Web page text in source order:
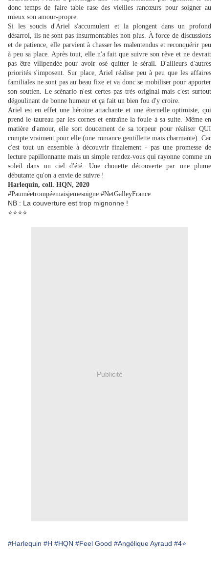
donc temps de faire table rase des vieilles rancœurs pour soigner au
mieux son amour-propre.
Si les soucis d'Ariel s'accumulent et la plongent dans un profond
désarroi, ils ne sont pas insurmontables non plus. À force de discussions
et de patience, elle parvient à chasser les malentendus et reconquérir peu
à peu sa place. Après tout, elle n'a fait que suivre son rêve et ne devrait
pas être vilipendée pour avoir osé quitter le sérail. D'ailleurs d'autres
priorités s'imposent. Sur place, Ariel réalise peu à peu que les affaires
familiales ne sont pas au beau fixe et va donc se mobiliser pour apporter
son soutien. Le scénario n'est certes pas très original mais c'est surtout
dégoulinant de bonne humeur et ça fait un bien fou d'y croire.
Ariel est en effet une héroïne attachante et une éternelle optimiste, qui
prend le taureau par les cornes et entraîne la foule à sa suite. Même en
matière d'amour, elle sort doucement de sa torpeur pour réaliser QUI
compte vraiment pour elle (une romance gentillette mais charmante). Car
c'est tout un ensemble à découvrir finalement - pas une promesse de
lecture papillonnante mais un simple rendez-vous qui rayonne comme un
soleil dans un ciel d'été. Une chouette découverte par une plume
débutante qu'on a envie de suivre !
Harlequin, coll. HQN, 2020
#Pauméetrompéemaisjemesoigne #NetGalleyFrance
NB : La couverture est trop mignonne !
⭐⭐⭐⭐
Publicité
#Harlequin #H #HQN #Feel Good #Angélique Ayraud #4⭐